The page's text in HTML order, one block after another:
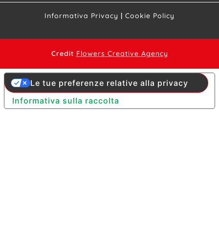
Informativa Privacy | Cookie Policy
Credit Flowers Creative Agency
Informativa sulla raccolta
Le tue preferenze relative alla privacy